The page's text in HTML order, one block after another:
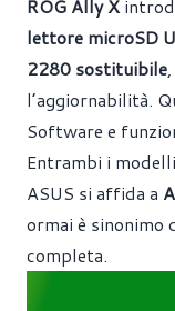
ROG Ally X
lettore microSD
2280 sostituibile
l’aggiornabilità.
Software e
Entrambi i
ASUS si affida a
ormai è sinonimo
completa.